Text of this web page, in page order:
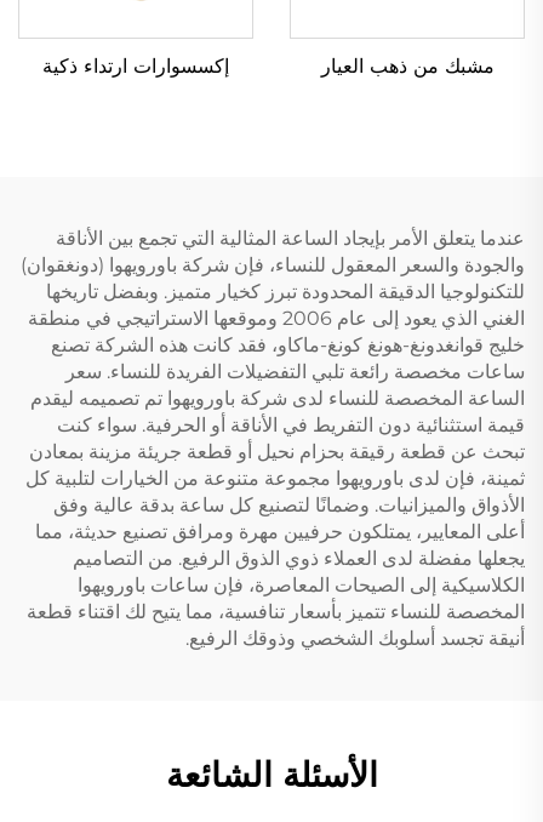
مشبك من ذهب العيار إكسسوارات ارتداء ذكية
عندما يتعلق الأمر بإيجاد الساعة المثالية التي تجمع بين الأناقة
والجودة والسعر المعقول للنساء، فإن شركة باورويهوا (دونغقوان)
للتكنولوجيا الدقيقة المحدودة تبرز كخيار متميز. وبفضل تاريخها
الغني الذي يعود إلى عام 2006 وموقعها الاستراتيجي في منطقة
خليج قوانغدونغ-هونغ كونغ-ماكاو، فقد كانت هذه الشركة تصنع
ساعات مخصصة رائعة تلبي التفضيلات الفريدة للنساء. سعر
الساعة المخصصة للنساء لدى شركة باورويهوا تم تصميمه ليقدم
قيمة استثنائية دون التفريط في الأناقة أو الحرفية. سواء كنت
تبحث عن قطعة رقيقة بحزام نحيل أو قطعة جريئة مزينة بمعادن
ثمينة، فإن لدى باورويهوا مجموعة متنوعة من الخيارات لتلبية كل
الأذواق والميزانيات. وضمانًا لتصنيع كل ساعة بدقة عالية وفق
أعلى المعايير، يمتلكون حرفيين مهرة ومرافق تصنيع حديثة، مما
يجعلها مفضلة لدى العملاء ذوي الذوق الرفيع. من التصاميم
الكلاسيكية إلى الصيحات المعاصرة، فإن ساعات باورويهوا
المخصصة للنساء تتميز بأسعار تنافسية، مما يتيح لك اقتناء قطعة
أنيقة تجسد أسلوبك الشخصي وذوقك الرفيع.
الأسئلة الشائعة